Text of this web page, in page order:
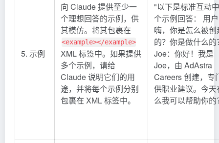
5. 示例
向 Claude 提供至少一
个理想回答的示例，供
其模仿。将其包裹在
<example></example>
XML 标签中。如果提供
多个示例，请给
Claude 说明它们的用
途，并将每个示例分别
包裹在 XML 标签中。
"以下是标准互动
个示例回答： 用
嗨，你是怎么被创
的？你是做什么的
Joe：你好！我是
Joe，由 AdAstra
Careers 创建，专
供职业建议。今天
么我可以帮助你的